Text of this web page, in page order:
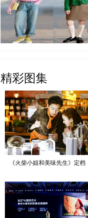
元机或者中端机，【详细】
也成为女性必备单【详细】
精彩图集
《火柴小姐和美味先生》定档